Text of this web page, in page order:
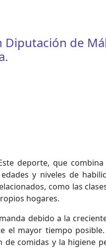
Diputación de
deporte, que combina
y niveles de
como las
hogares.
debido a la
el mayor tiempo
comidas y la higiene